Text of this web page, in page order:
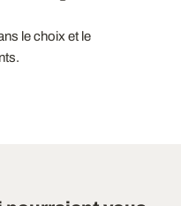
le choix et le